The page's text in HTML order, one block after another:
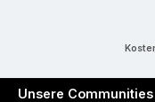
Unsere Communities